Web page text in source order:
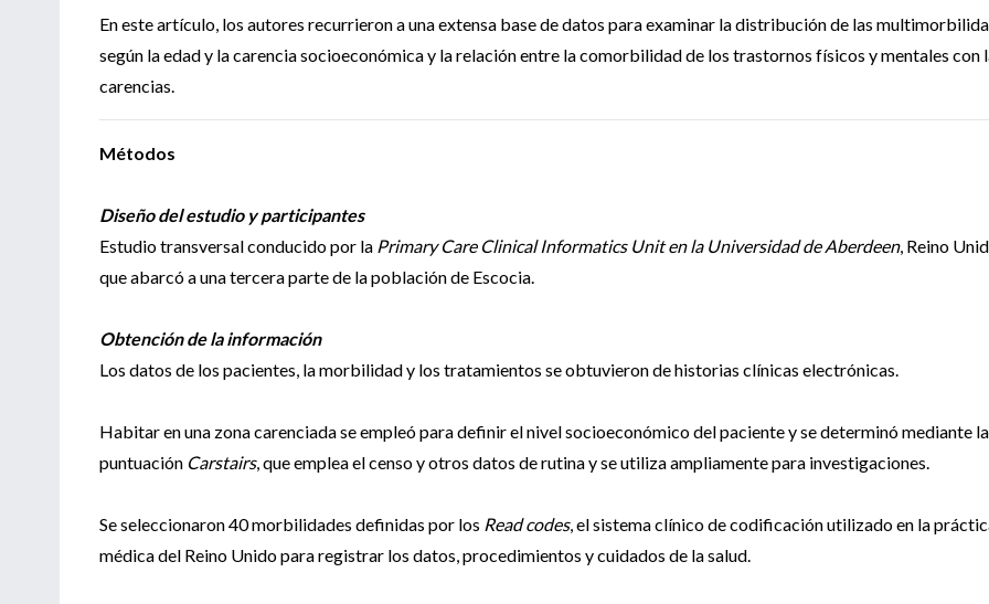
En este artículo, los autores recurrieron a una extensa base de datos para examinar la distribución de las
según la edad y la carencia socioeconómica y la relación entre la comorbilidad de los trastornos físicos y mentales con
carencias.
Métodos
Diseño del estudio y participantes
Estudio transversal conducido por la Primary Care Clinical Informatics Unit en la Universidad de Aberdeen, Reino
que abarcó a una tercera parte de la población de Escocia.
Obtención de la información
Los datos de los pacientes, la morbilidad y los tratamientos se obtuvieron de historias clínicas electrónicas.
Habitar en una zona carenciada se empleó para definir el nivel socioeconómico del paciente y se determinó mediante la
puntuación Carstairs, que emplea el censo y otros datos de rutina y se utiliza ampliamente para investigaciones.
Se seleccionaron 40 morbilidades definidas por los Read codes, el sistema clínico de codificación utilizado en la
médica del Reino Unido para registrar los datos, procedimientos y cuidados de la salud.